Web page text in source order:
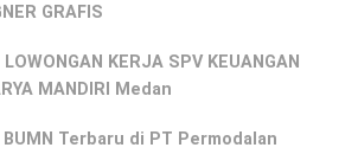
GRAFIS
LOWONGAN KERJA SPV KEUANGAN
MANDIRI Medan
BUMN Terbaru di PT Permodalan